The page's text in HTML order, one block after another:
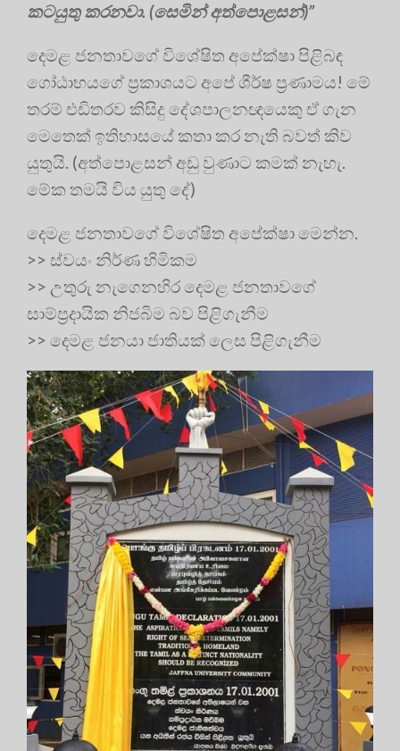
කටයුතු කරනවා. (සෙමින් අත්පොළසන්)”
දෙමළ ජනතාවගේ විශේෂිත අපේක්ෂා පිළිබඳ
ගෝඨාභයගේ ප්‍රකාශයට අපේ ශීර්ෂ ප්‍රණාමය! මේ
තරම් එඩිතරව කිසිදු දේශපාලනඥයෙකු ඒ ගැන
මෙතෙක් ඉතිහාසයේ කතා කර නැති බවත් කිව
යුතුයි. (අත්පොළසන් අඩු වුණාට කමක් නැහැ.
මේක තමයි විය යුතු දේ)
දෙමළ ජනතාව‍‍ගේ විශේෂිත අපේක්ෂා මෙන්න.
>> ස්වයං නිර්ණ හිමිකම
>> උතුරු නැගෙනහිර දෙමළ ජනතාවගේ
සාම්ප්‍රදායික නිජබිම බව පිළිගැනීම
>> දෙමළ ජනයා ජාතියක් ලෙස පිළිගැනීම